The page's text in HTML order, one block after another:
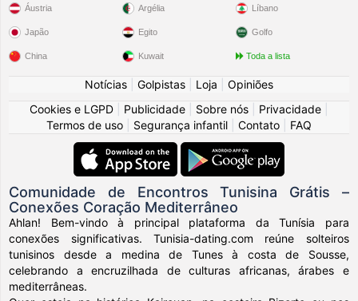
Áustria
Japão
China
Argélia
Egito
Kuwait
Líbano
Golfo
Toda a lista
Notícias Golpistas Loja
Opiniões
Cookies e LGPD
Publicidade Sobre nós Privacidade
Termos de uso
Segurança infantil Contato FAQ
Comunidade de Encontros Tunisina Grátis –
Conexões Coração Mediterrâneo
Ahlan! Bem-vindo à principal plataforma da Tunísia para
conexões significativas. Tunisia-dating.com reúne solteiros
tunisinos desde a medina de Tunes à costa de Sousse,
celebrando a encruzilhada de culturas africanas, árabes e
mediterrâneas.